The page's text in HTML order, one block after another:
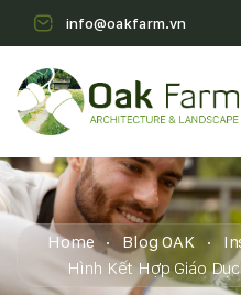
info@oakfarm.vn
Home Blog OAK
Hình Kết Hợp Giáo